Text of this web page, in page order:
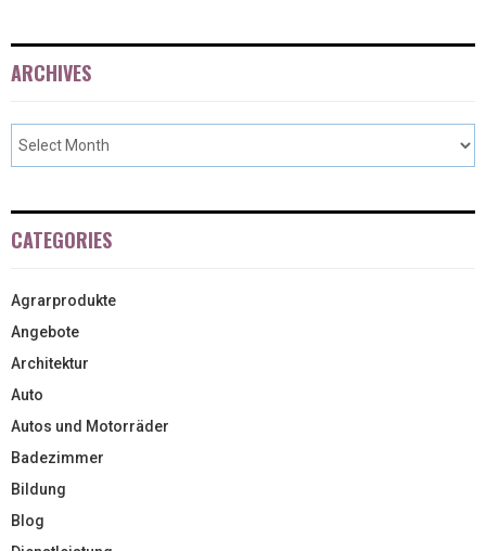
ARCHIVES
CATEGORIES
Agrarprodukte
Angebote
Architektur
Auto
Autos und Motorräder
Badezimmer
Bildung
Blog